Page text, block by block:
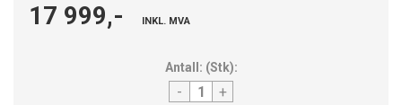
17 999,- INKL. MVA
Antall: (Stk):
- +